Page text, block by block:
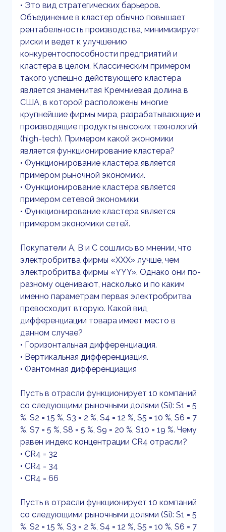
• Это вид стратегических барьеров.
Объединение в кластер обычно повышает
рентабельность производства, минимизирует
риски и ведет к улучшению
конкурентоспособности предприятий и
кластера в целом. Классическим примером
такого успешно действующего кластера
является знаменитая Кремниевая долина в
США, в которой расположены многие
крупнейшие фирмы мира, разрабатывающие и
производящие продукты высоких технологий
(high-tech). Примером какой экономики
является функционирование кластера?
• Функционирование кластера является
примером рыночной экономики.
• Функционирование кластера является
примером сетевой экономики.
• Функционирование кластера является
примером экономики сетей.
Покупатели A, B и C сошлись во мнении, что
электробритва фирмы «XXX» лучше, чем
электробритва фирмы «YYY». Однако они по-
разному оценивают, насколько и по каким
именно параметрам первая электробритва
превосходит вторую. Какой вид
дифференциации товара имеет место в
данном случае?
• Горизонтальная дифференциация.
• Вертикальная дифференциация.
• Фантомная дифференциация
Пусть в отрасли функционирует 10 компаний
со следующими рыночными долями (Si): S1 = 5
%, S2 = 15 %, S3 = 2 %, S4 = 12 %, S5 = 10 %, S6 = 7
%, S7 = 5 %, S8 = 5 %, S9 = 20 %, S10 = 19 %. Чему
равен индекс концентрации CR4 отрасли?
• CR4 = 32
• CR4 = 34
• CR4 = 66
Пусть в отрасли функционирует 10 компаний
со следующими рыночными долями (Si): S1 = 5
%, S2 = 15 %, S3 = 2 %, S4 = 12 %, S5 = 10 %, S6 = 7